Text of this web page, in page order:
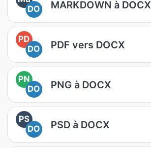
DO
MARKDOWN à DOCX
PD
DO
PDF vers DOCX
PN
DO
PNG à DOCX
PS
DO
PSD à DOCX